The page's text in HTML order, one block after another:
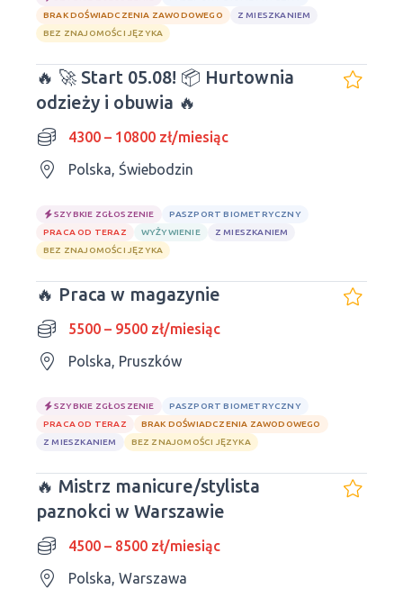
BRAK DOŚWIADCZENIA ZAWODOWEGO
Z MIESZKANIEM
BEZ ZNAJOMOŚCI JĘZYKA
🔥 🚀 Start 05.08! 📦 Hurtownia
odzieży i obuwia 🔥
4300 – 10800 zł/miesiąc
Polska, Świebodzin
SZYBKIE ZGŁOSZENIE
PASZPORT BIOMETRYCZNY
PRACA OD TERAZ
WYŻYWIENIE
Z MIESZKANIEM
BEZ ZNAJOMOŚCI JĘZYKA
🔥 Praca w magazynie
5500 – 9500 zł/miesiąc
Polska, Pruszków
SZYBKIE ZGŁOSZENIE
PASZPORT BIOMETRYCZNY
PRACA OD TERAZ
BRAK DOŚWIADCZENIA ZAWODOWEGO
Z MIESZKANIEM
BEZ ZNAJOMOŚCI JĘZYKA
🔥 Mistrz manicure/stylista
paznokci w Warszawie
4500 – 8500 zł/miesiąc
Polska, Warszawa